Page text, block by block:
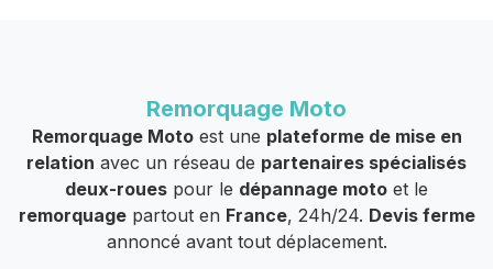
Remorquage Moto
Remorquage Motoest une plateforme de mise en
relation avec un réseau de partenaires spécialisés
deux-roues pour le dépannage moto et le
remorquagepartout en France, 24h/24. Devis ferme
annoncé avant tout déplacement.